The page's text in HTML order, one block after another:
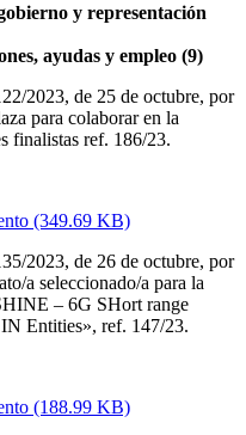
y representación
ayudas y empleo (9)
2023, de 25 de octubre, por
para colaborar en la
finalistas ref. 186/23.
(349.69 KB)
2023, de 26 de octubre, por
a seleccionado/a para la
– 6G SHort range
Entities», ref. 147/23.
(188.99 KB)